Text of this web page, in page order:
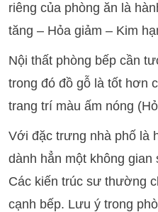
riêng của phòng ăn là
tăng – Hỏa giảm – Kim
Nội thất phòng bếp cần
trong đó đồ gỗ là tốt hơn
trang trí màu ấm nóng
Với đặc trưng nhà phố là
dành hẳn một không gian
Các kiến trúc sư thường
cạnh bếp. Lưu ý trong